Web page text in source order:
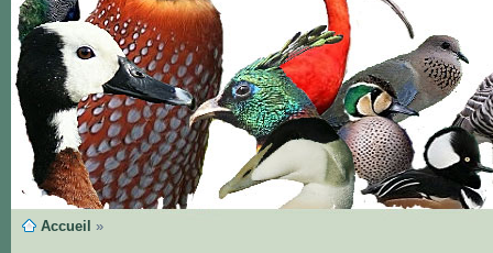
Accueil »